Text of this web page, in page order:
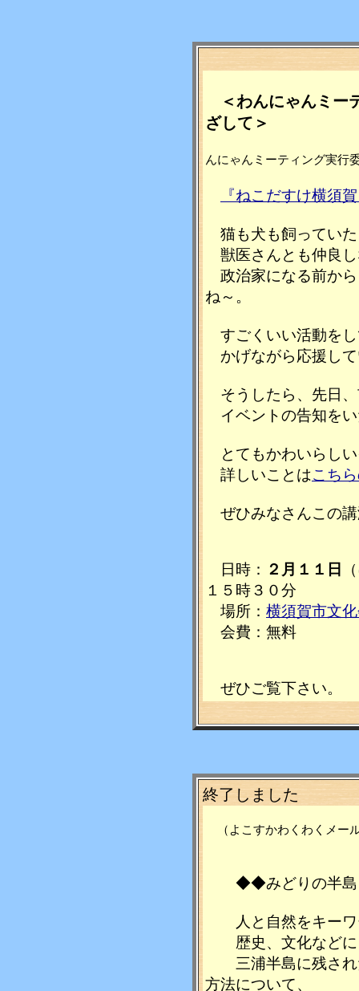
＜わんにゃんミー
ざして＞
んにゃんミーティング実
『ねこだすけ横須
猫も犬も飼ってい
獣医さんとも仲良
政治家になる前か
ね～。
すごくいい活動を
かげながら応援し
そうしたら、先日
イベントの告知を
とてもかわいらし
詳しいことはこち
ぜひみなさんこの
日時： ２月１１日
１５時３０分
場所： 横須賀市文
会費：無料
ぜひご覧下さい。
終了しました
（よこすかわくわくメ
◆◆みどりの半島
人と自然をキーワ
歴史、文化などに
三浦半島に残され
方法について、